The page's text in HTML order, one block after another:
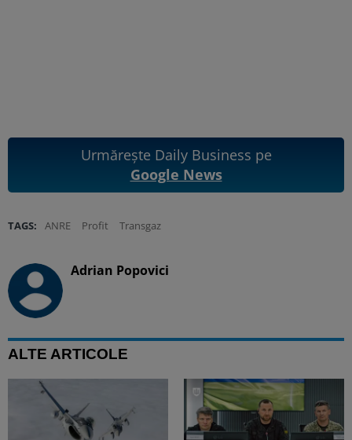
Urmărește Daily Business pe
Google News
TAGS: ANRE Profit Transgaz
Adrian Popovici
ALTE ARTICOLE